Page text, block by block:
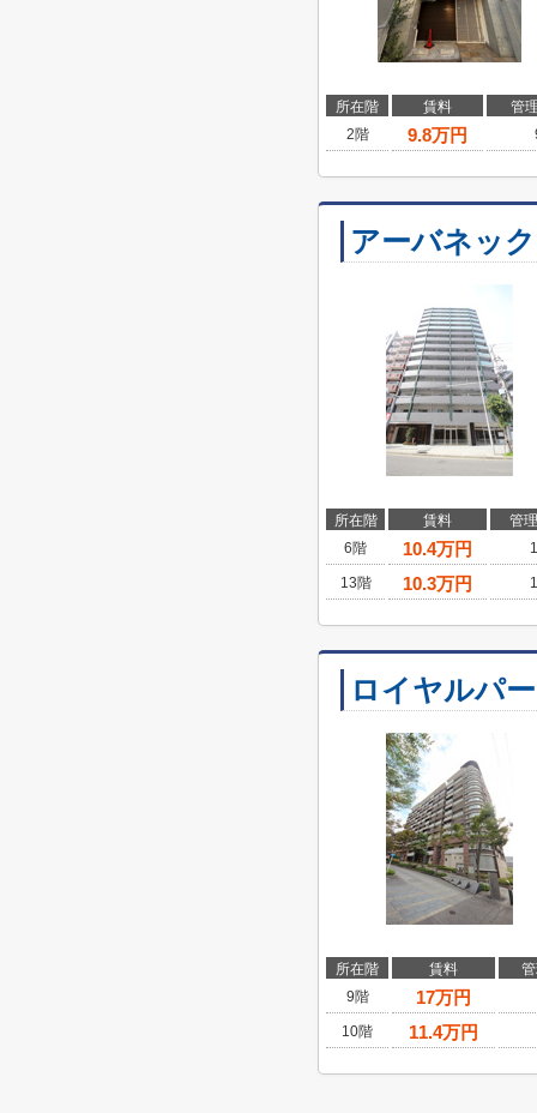
所在階 賃料
管
2階
9.8万円
アーバネッ
所在階 賃料
管
6階
10.4万円
13階 10.3万円
ロイヤルパ
所在階 賃料
9階
17万円
10階 11.4万円